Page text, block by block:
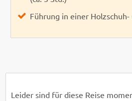
Führung in einer
Leider sind für diese Reise